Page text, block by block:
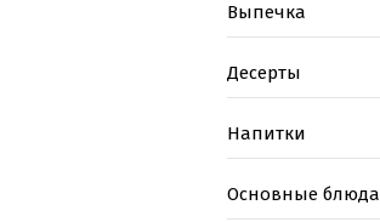
Выпечка
Десерты
Напитки
Основные блюда